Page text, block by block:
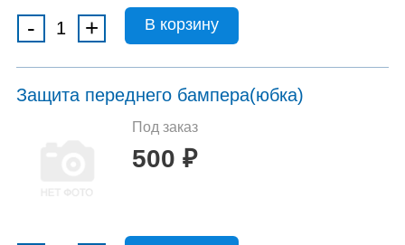
- +
Защита переднего бампера(юбка)
Под заказ
500 ₽